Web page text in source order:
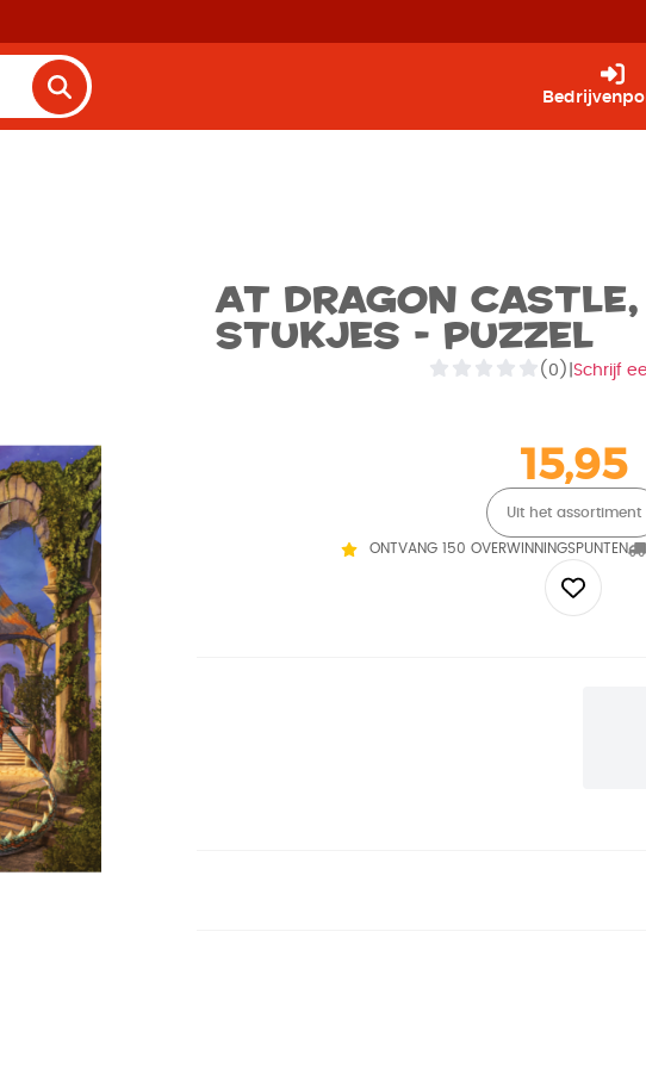
At Dragon Castle,
stukjes - Puzzel
(0) Schrijf
15,95
Uit het assortiment
ONTVANG 150 OVERWINNINGSPUNTEN